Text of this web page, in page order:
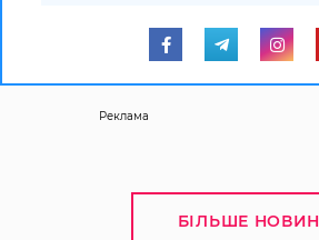
Реклама
БІЛЬШЕ НОВИН